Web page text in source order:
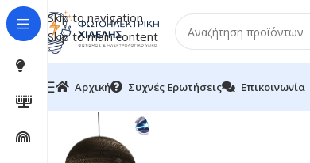
Skip to navigation
Skip to main content
Αρχική Συχνές Ερωτήσεις Επικοινωνία